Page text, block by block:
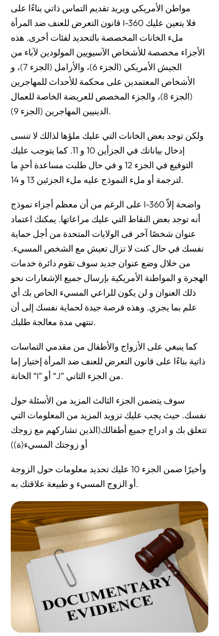
مواطن الأمريكي ويريد تقديم التماس ذاتي بناءًا على
قانون التعرض للعنف ضد المرأة I-360 فلا يتعين عليك
ملء الخانات المخصصة بالتحديد لفئات أخرى. هذه
الأجزاء مخصصة للأشخاص الآسيويين المولودين لآباء من
الجيش الأمريكي (الجزء 6)، والأرامل (الجزء 7)، و
الأشخاص المعتمدين على محكمة للأحداث للمهاجرين
(الجزء 8)، والجزء المخصص للعريضة الخاصة للعمال
الدينيين المهاجرين (الجزء 9).
ولكن توجد بعض الخانات التي عليك ملؤها لذالك لا تنسى
إدخال بياناتك في الجزأين 10 و 11. كما يتوجب عليك
التوقيع في الجزء 12 و في حال طلبت مساعدة أحدٍ ما
لترجمة أو ملء النموذج عليه ملء الجزئين 13 و 14.
على الرغم من أن معظم أجزاء نموذج I-360 واضحة إلاّ
أنه توجد بعض النقاط التي عليك مراعاتها. يمكنك اعتماد
عنوان شخصًا آخر فى الولايات المتحدة من أجل حماية
نفسك في حال كنت لا تزال تعيش مع الشخص المسيء.
من خلال وضع عنوان جديد سوف تقوم دائرة خدمات
الهجرة و المواطنة الأمريكية بإرسال جميع الإشعارات نحو
ذلك العنوان و لن يكون للراعي المسيء الخاص بك أي
علم بما يجري. وهذه فرصة جيدة لحماية نفسك إلى أن
تنتهي مدة معالجة طلبك.
كما ينبغي على الأزواج والأطفال من مقدمي التماسات
ذاتية بناءًا على قانون التعرض للعنف ضد المرأة إختيار إما
الخانة “I” أو “J” من الجزء الثاني.
سوف يتضمن الجزء الثالث المزيد من الأسئلة حول
نفسك. حيث يجب عليك تزويد المزيد من المعلومات التي
تتعلق بك و ادراج جميع أطفالك(الذين تشاركهم مع زوجك
أو زوجتك المسيء(ة))
وأخيرًا ضمن الجزء 10 عليك تحديد معلومات حول الزوجة
أو الزوج المسيء و طبيعة علاقتك به.